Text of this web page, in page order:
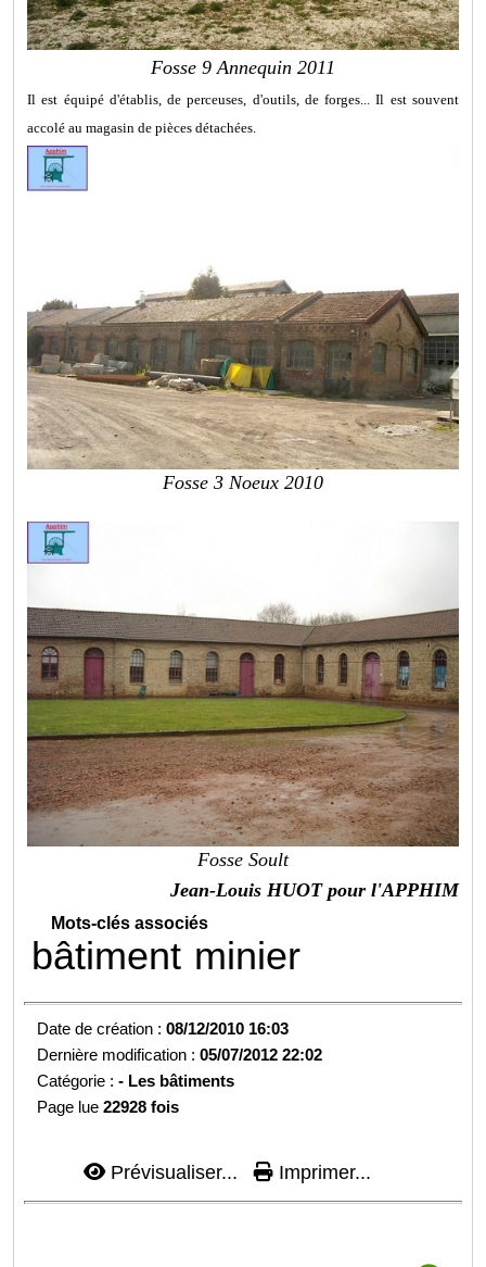
Fosse 9 Annequin 2011
Il est équipé d'établis, de perceuses, d'outils, de forges... Il est souvent
accolé au magasin de pièces détachées.
Fosse 3 Noeux 2010
Fosse Soult
Jean-Louis HUOT pour l'APPHIM
Mots-clés associés
bâtiment minier
Date de création :08/12/2010 16:03
Dernière modification :05/07/2012 22:02
Catégorie :- Les bâtiments
Page lue22928 fois
Prévisualiser... Imprimer...